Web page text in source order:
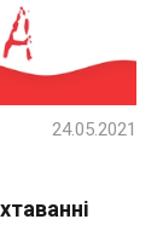
24.05.2021